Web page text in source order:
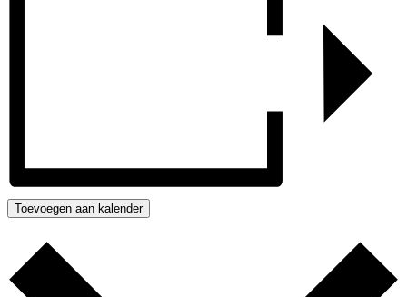
Toevoegen aan kalender